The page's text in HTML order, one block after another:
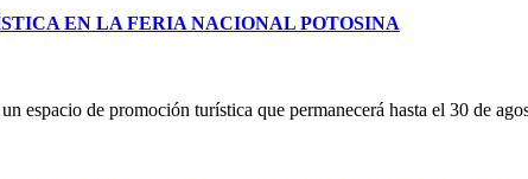
EN LA FERIA NACIONAL POTOSINA
espacio de promoción turística que permanecerá hasta el 30 de